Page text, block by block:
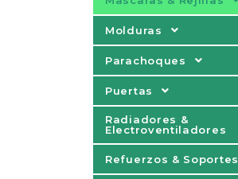
Molduras
Parachoques
Puertas
Radiadores &
Electroventiladores
Refuerzos & Soportes